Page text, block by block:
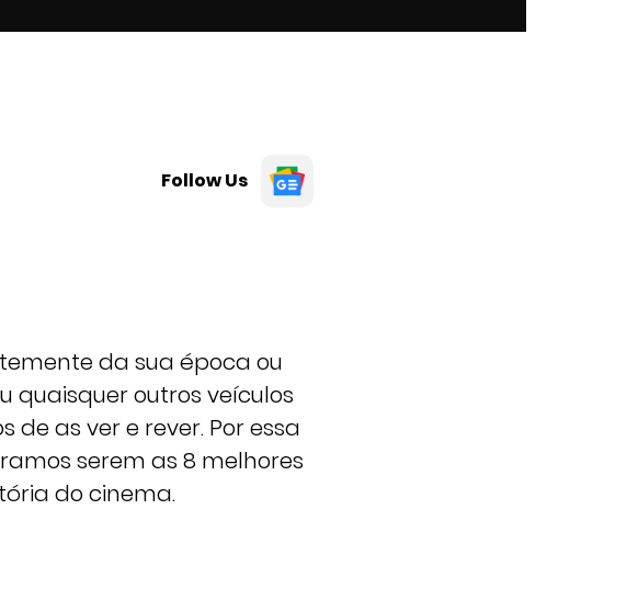
Follow Us
da sua época ou
quaisquer outros veículos
de as ver e rever. Por essa
serem as 8 melhores
do cinema.